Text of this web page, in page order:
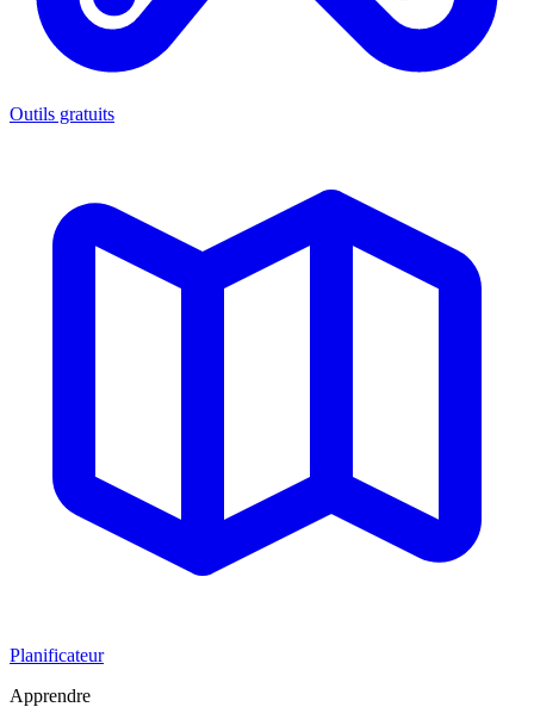
Outils gratuits
Planificateur
Apprendre